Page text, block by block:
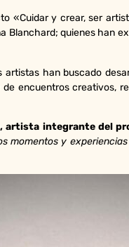
«Cuidar y crear, ser
Blanchard; quienes han
artistas han buscado
encuentros creativos,
artista integrante del
momentos y